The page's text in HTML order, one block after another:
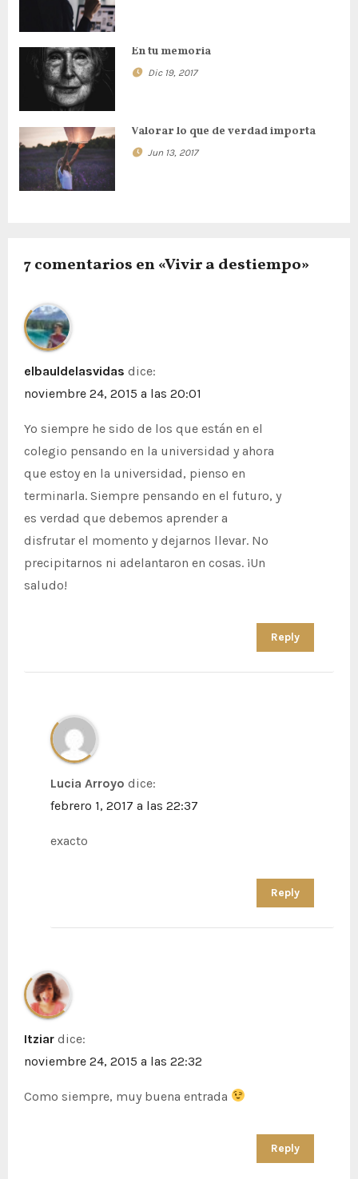
c
ó
n
d
n
t
r
a
d
a
s
En tu memoria
Dic 19, 2017
Valorar lo que de verdad importa
Jun 13, 2017
7 comentarios en «Vivir a destiempo»
elbauldelasvidas dice:
noviembre 24, 2015 a las 20:01
Yo siempre he sido de los que están en el
colegio pensando en la universidad y ahora
que estoy en la universidad, pienso en
terminarla. Siempre pensando en el futuro, y
es verdad que debemos aprender a
disfrutar el momento y dejarnos llevar. No
precipitarnos ni adelantaron en cosas. ¡Un
saludo!
Reply
Lucia Arroyo dice:
febrero 1, 2017 a las 22:37
exacto
Reply
Itziar dice:
noviembre 24, 2015 a las 22:32
Como siempre, muy buena entrada
Reply